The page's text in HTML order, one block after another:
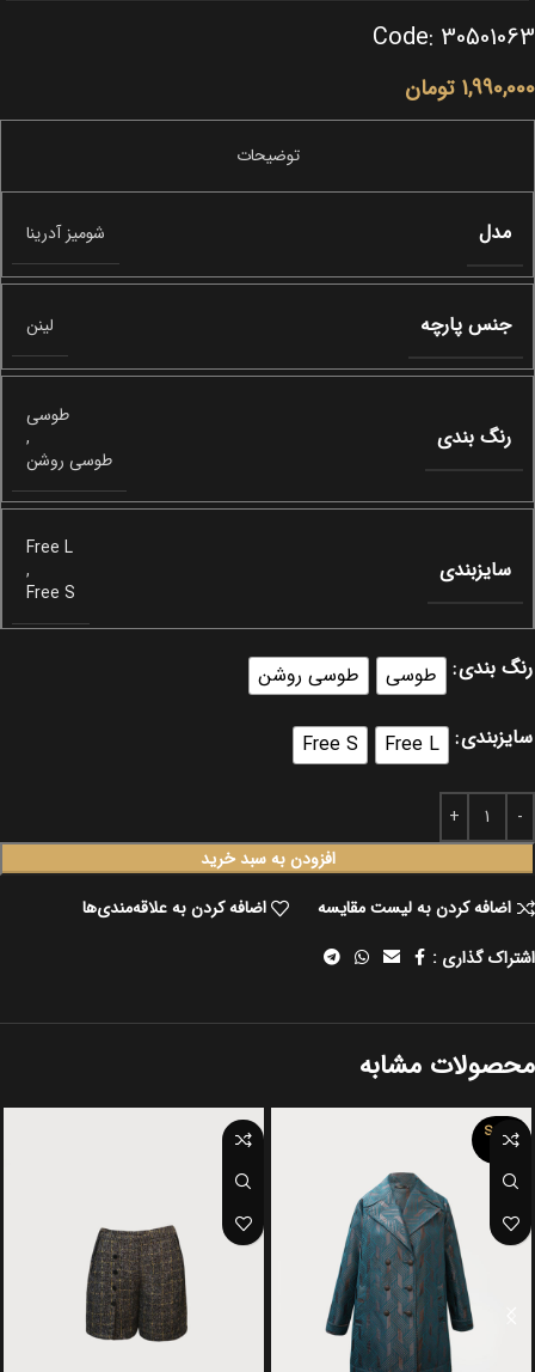
Code: 30501063
1,990,000 تومان
مدل شومیز آدرینا
جنس پارچه لینن
رنگ بندی
طوسی
,
طوسی روشن
سایزبندی
Free L
,
Free S
رنگ بندی طوسی طوسی روشن
سایزبندی Free L
Free S
افزودن به سبد خرید
اضافه کردن به لیست مقایسه
اضافه کردن به علاقه‌مندی‌ها
اشتراک گذاری :
محصولات مشابه
SOLD
OUT